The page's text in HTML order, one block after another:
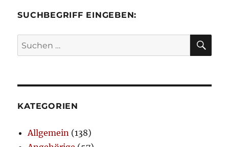
SUCHBEGRIFF EINGEBEN:
Suchen
nach:
KATEGORIEN
Allgemein (138)